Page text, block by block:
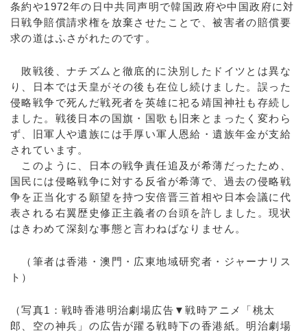
条約や1972年の日中共同声明で韓国政府や中国政府に対
日戦争賠償請求権を放棄させたことで、被害者の賠償要
求の道はふさがれたのです。
敗戦後、ナチズムと徹底的に決別したドイツとは異な
り、日本では天皇がその後も在位し続けました。誤った
侵略戦争で死んだ戦死者を英雄に祀る靖国神社も存続し
ました。戦後日本の国旗・国歌も旧来とまったく変わら
ず、旧軍人や遺族には手厚い軍人恩給・遺族年金が支給
されています。
このように、日本の戦争責任追及が希薄だったため、
国民には侵略戦争に対する反省が希薄で、過去の侵略戦
争を正当化する願望を持つ安倍晋三首相や日本会議に代
表される右翼歴史修正主義者の台頭を許しました。現状
はきわめて深刻な事態と言わねばなりません。
（筆者は香港・澳門・広東地域研究者・ジャーナリス
ト）
（写真1：戦時香港明治劇場広告▼戦時アニメ「桃太
郎、空の神兵」の広告が躍る戦時下の香港紙。明治劇場